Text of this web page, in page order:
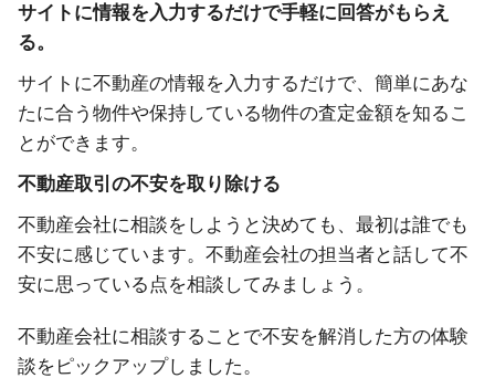
サイトに情報を入力するだけで手軽に回答がもらえ
る。
サイトに不動産の情報を入力するだけで、簡単にあな
たに合う物件や保持している物件の査定金額を知るこ
とができます。
不動産取引の不安を取り除ける
不動産会社に相談をしようと決めても、最初は誰でも
不安に感じています。不動産会社の担当者と話して不
安に思っている点を相談してみましょう。
不動産会社に相談することで不安を解消した方の体験
談をピックアップしました。